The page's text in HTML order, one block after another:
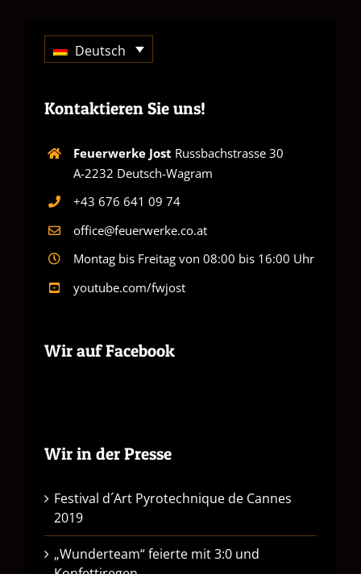
Deutsch
Kontaktieren Sie uns!
Feuerwerke Jost Russbachstrasse 30
A-2232 Deutsch-Wagram
+43 676 641 09 74
office@feuerwerke.co.at
Montag bis Freitag von 08:00 bis 16:00 Uhr
youtube.com/fwjost
Wir auf Facebook
Wir in der Presse
Festival d´Art Pyrotechnique de Cannes
2019
„Wunderteam“ feierte mit 3:0 und